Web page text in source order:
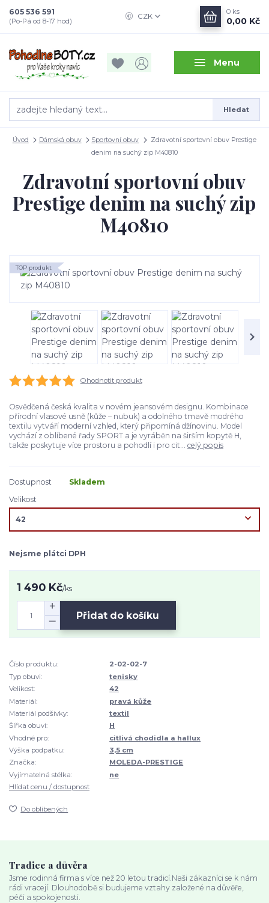
Menu
CZK
Hledat
605 536 591
(Po-Pá od 8-17 hod)
0 ks
0,00 Kč
Úvod Dámská obuv Sportovní obuv
Zdravotní sportovní obuv Prestige
denim na suchý zip M40810
Zdravotní sportovní obuv
Prestige denim na suchý zip
M40810
TOP produkt
Ohodnotit produkt
Osvědčená česká kvalita v novém jeansovém designu. Kombinace
přírodní vlasové usně (kůže – nubuk) a odolného tmavě modrého
textilu vytváří moderní vzhled, který připomíná džínovinu. Model
vychází z oblíbené řady SPORT a je vyráběn na širším kopytě H,
takže poskytuje více prostoru a pohodlí i pro cit... celý popis
Dostupnost
Skladem
Velikost
Nejsme plátci DPH
1 490 Kč/ks
Přidat do košíku
Číslo produktu:
2-02-02-7
Typ obuvi:
tenisky
Velikost:
42
Materiál:
pravá kůže
Materiál podšívky:
textil
Šířka obuvi:
H
Vhodné pro:
citlivá chodidla a hallux
Výška podpatku:
3,5 cm
Značka:
MOLEDA-PRESTIGE
Vyjímatelná stélka:
ne
Hlídat cenu / dostupnost
Do oblíbených
Tradice a důvěra
Jsme rodinná firma s více než 20 letou tradicí.Naši zákazníci se k nám
rádi vracejí. Dlouhodobě si budujeme vztahy založené na důvěře,
péči a spokojenosti.